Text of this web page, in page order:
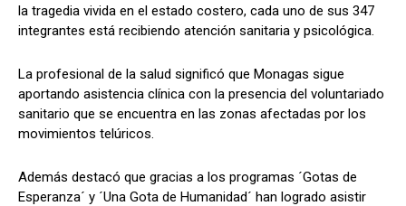
la tragedia vivida en el estado costero, cada uno de sus 347
integrantes está recibiendo atención sanitaria y psicológica.
La profesional de la salud significó que Monagas sigue
aportando asistencia clínica con la presencia del voluntariado
sanitario que se encuentra en las zonas afectadas por los
movimientos telúricos.
Además destacó que gracias a los programas ´Gotas de
Esperanza´ y ´Una Gota de Humanidad´ han logrado asistir